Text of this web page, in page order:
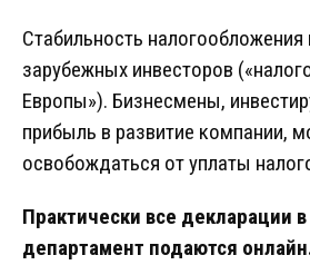
Стабильность
зарубежных инвесторов
Европы»). Бизнесмены,
прибыль в развитие компании,
освобождаться от уплаты
Практически все декларации
департамент подаются